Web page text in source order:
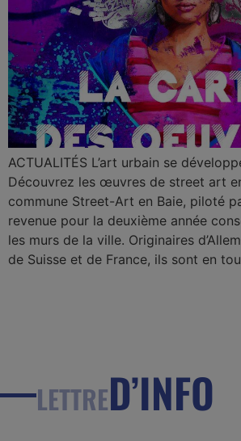
ACTUALITÉS L’art urbain se
Découvrez les œuvres de street art
commune Street-Art en Baie, piloté
revenue pour la deuxième année
les murs de la ville. Originaires
de Suisse et de France, ils sont en
LETTRED’INFO